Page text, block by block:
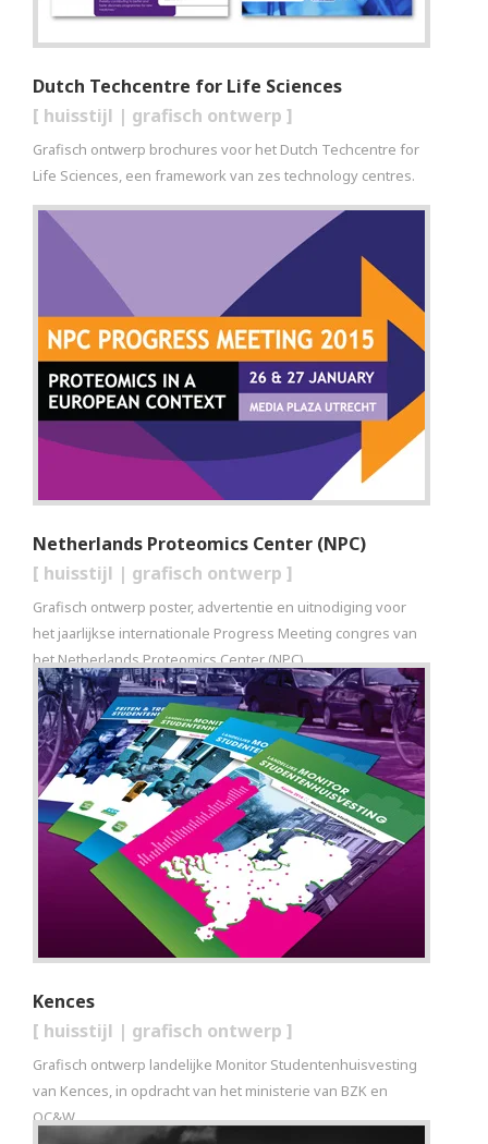
Dutch Techcentre for Life Sciences
[ huisstijl | grafisch ontwerp ]
Grafisch ontwerp brochures voor het Dutch Techcentre for
Life Sciences, een framework van zes technology centres.
Netherlands Proteomics Center (NPC)
[ huisstijl | grafisch ontwerp ]
Grafisch ontwerp poster, advertentie en uitnodiging voor
het jaarlijkse internationale Progress Meeting congres van
het Netherlands Proteomics Center (NPC).
Kences
[ huisstijl | grafisch ontwerp ]
Grafisch ontwerp landelijke Monitor Studentenhuisvesting
van Kences, in opdracht van het ministerie van BZK en
OC&W.